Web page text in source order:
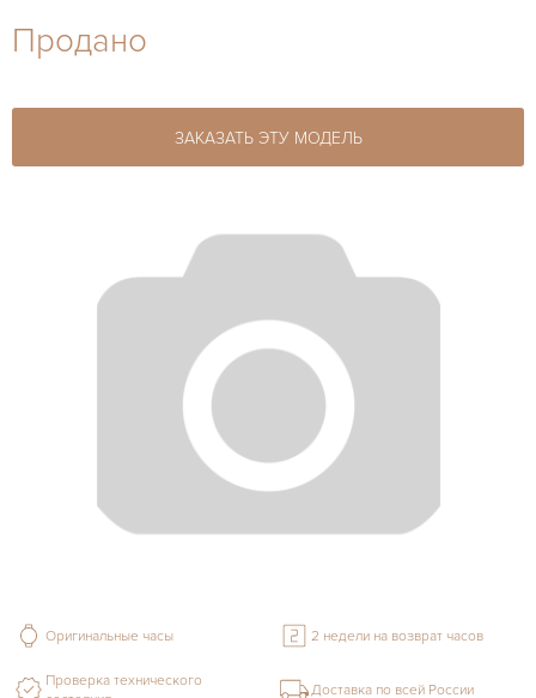
27-44
27-44
Продано
ЗАКАЗАТЬ ЭТУ МОДЕЛЬ
Оригинальные часы 2 недели на возврат часов
Проверка технического
Доставка по всей России